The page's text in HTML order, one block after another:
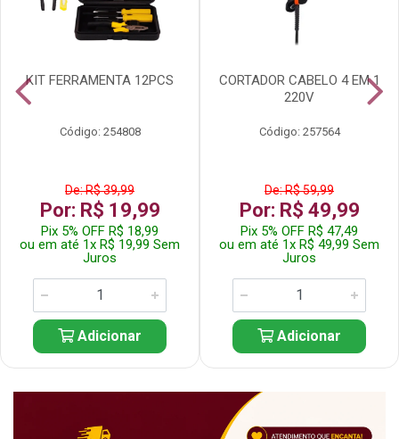
KIT FERRAMENTA 12PCS
Código: 254808
De: R$ 39,99
Por: R$ 19,99
Pix 5% OFF R$ 18,99
ou em até 1x R$ 19,99 Sem
Juros
Adicionar
CORTADOR CABELO 4 EM 1
220V
Código: 257564
De: R$ 59,99
Por: R$ 49,99
Pix 5% OFF R$ 47,49
ou em até 1x R$ 49,99 Sem
Juros
Adicionar